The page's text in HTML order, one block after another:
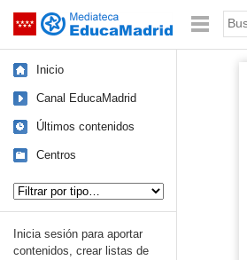
Saltar navegación
Inicio
Canal EducaMadrid
Últimos contenidos
Centros
Inicia sesión para aportar
contenidos, crear listas de